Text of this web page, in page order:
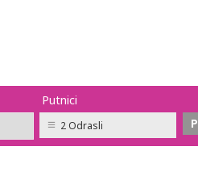
Putnici
2 Odrasli